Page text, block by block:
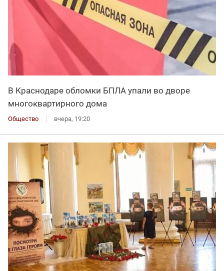
В Краснодаре обломки БПЛА упали во дворе
многоквартирного дома
Общество вчера, 19:20